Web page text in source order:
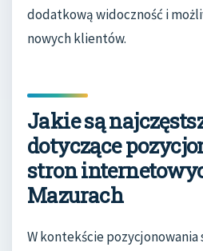
dodatkową widoczność i
nowych klientów.
Jakie są
dotyczące
stron
Mazurach
W kontekście